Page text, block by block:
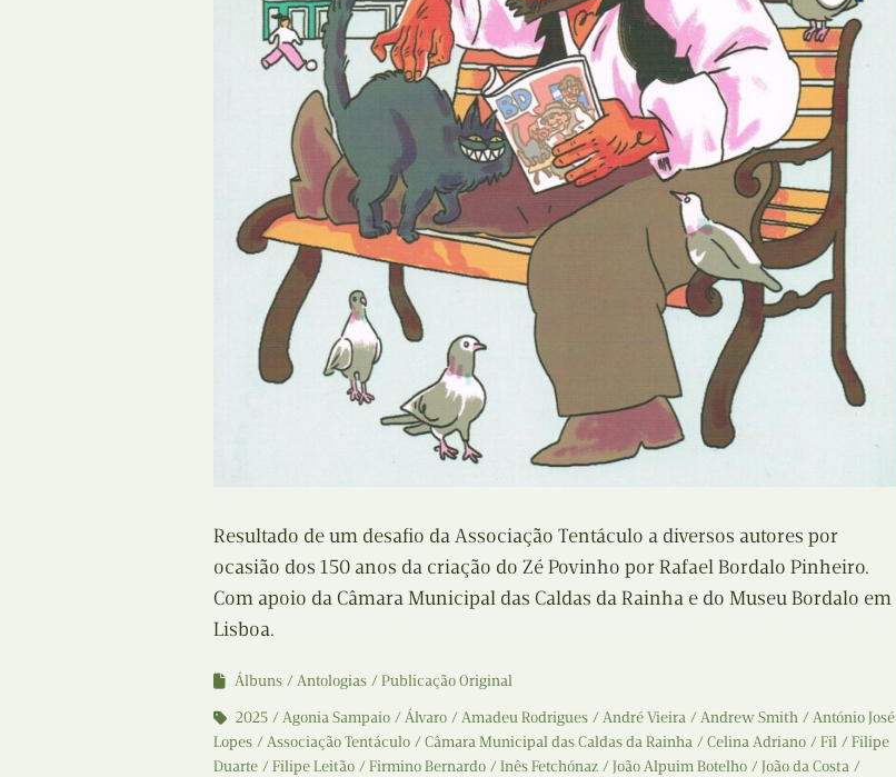
Estudos
Óbitos
Para BD
Publicação Original
Prémios
Programas e Catálogos
Publicações em periódicos
Recolha
Reedição
Tertúlias
Resultado de um desafio da Associação Tentáculo a diversos autores por
ocasião dos 150 anos da criação do Zé Povinho por Rafael Bordalo Pinheiro.
Com apoio da Câmara Municipal das Caldas da Rainha e do Museu Bordalo em
Lisboa.
Álbuns Antologias
Publicação Original
2025
Agonia Sampaio Álvaro Amadeu Rodrigues André Vieira Andrew Smith
António José
Lopes
Associação Tentáculo Câmara Municipal das Caldas da Rainha Celina Adriano Fil
Filipe
Duarte
Filipe Leitão Firmino Bernardo Inês Fetchónaz João Alpuim Botelho
João da Costa